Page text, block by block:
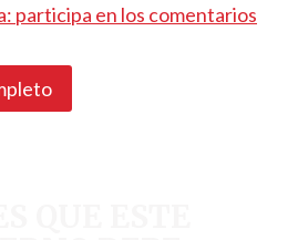
participa en los comentarios